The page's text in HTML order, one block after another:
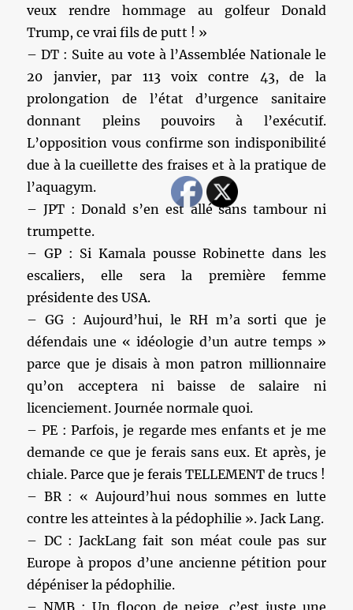
veux rendre hommage au golfeur Donald
Trump, ce vrai fils de putt ! »
– DT : Suite au vote à l’Assemblée Nationale le
20 janvier, par 113 voix contre 43, de la
prolongation de l’état d’urgence sanitaire
donnant pleins pouvoirs à l’exécutif.
L’opposition vous confirme son indisponibilité
due à la cueillette des fraises et à la pratique de
l’aquagym.
– JPT : Donald s’en est allé sans tambour ni
trumpette.
– GP : Si Kamala pousse Robinette dans les
escaliers, elle sera la première femme
présidente des USA.
– GG : Aujourd’hui, le RH m’a sorti que je
défendais une « idéologie d’un autre temps »
parce que je disais à mon patron millionnaire
qu’on acceptera ni baisse de salaire ni
licenciement. Journée normale quoi.
– PE : Parfois, je regarde mes enfants et je me
demande ce que je ferais sans eux. Et après, je
chiale. Parce que je ferais TELLEMENT de trucs !
– BR : « Aujourd’hui nous sommes en lutte
contre les atteintes à la pédophilie ». Jack Lang.
– DC : JackLang fait son méat coule pas sur
Europe à propos d’une ancienne pétition pour
dépéniser la pédophilie.
– NMB : Un flocon de neige, c’est juste une